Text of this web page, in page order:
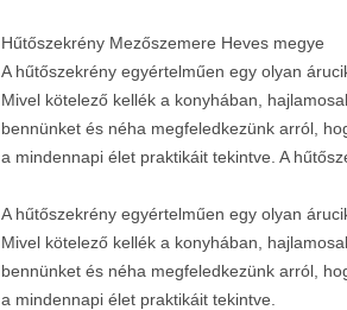
Hűtőszekrény Mezőszemere Heves megye
A hűtőszekrény egyértelműen egy olyan
Mivel kötelező kellék a konyhában,
bennünket és néha megfeledkezünk arról,
a mindennapi élet praktikáit tekintve. A
A hűtőszekrény egyértelműen egy olyan
Mivel kötelező kellék a konyhában,
bennünket és néha megfeledkezünk arról,
a mindennapi élet praktikáit tekintve.